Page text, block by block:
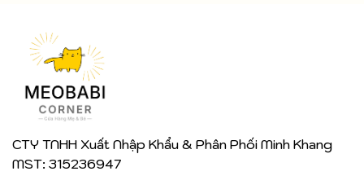
CTY TNHH Xuất Nhập Khẩu & Phân Phối Minh Khang
MST: 315236947